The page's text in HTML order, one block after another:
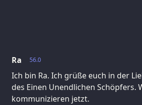
56.0
Ra
Ich bin Ra. Ich grüße euch in der
des Einen Unendlichen Schöpfers.
kommunizieren jetzt.